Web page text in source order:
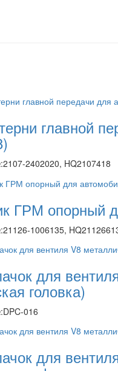
главной
2402020, HQ2107418
ГРМ опорный
1006135,
для
головка)
016
для